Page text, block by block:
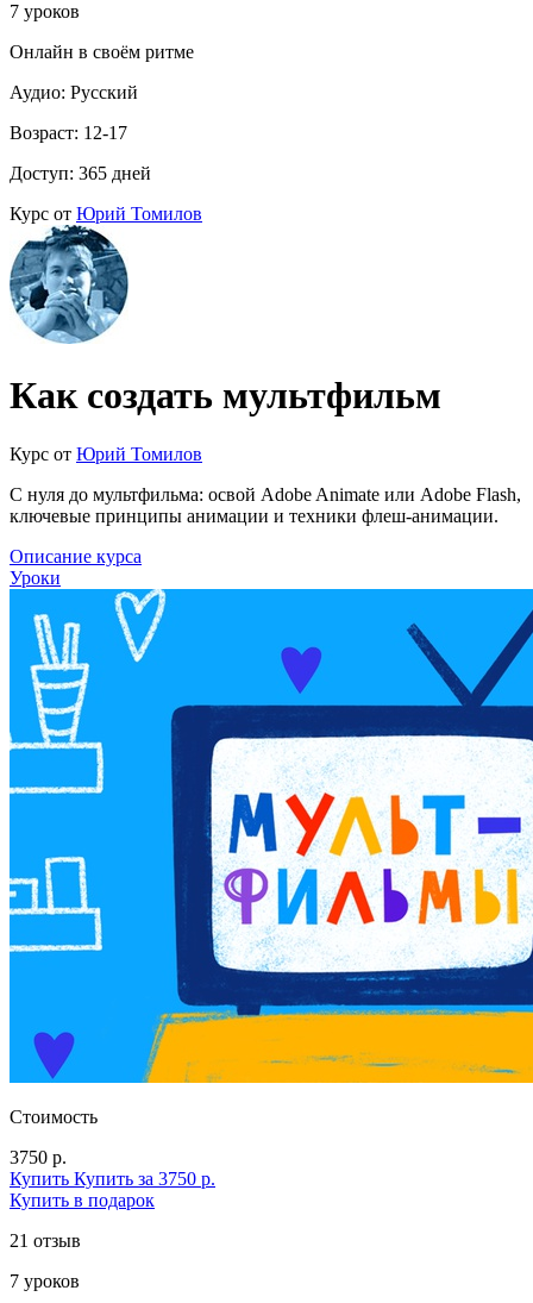
7 уроков
Онлайн в своём ритме
Аудио: Русский
Возраст: 12-17
Доступ: 365 дней
Курс от Юрий Томилов
Как создать мультфильм
Курс от Юрий Томилов
С нуля до мультфильма: освой Adobe Animate или Adobe Flash,
ключевые принципы анимации и техники флеш-анимации.
Описание курса
Уроки
Стоимость
3750 р.
Купить Купить за 3750 р.
Купить в подарок
21 отзыв
7 уроков